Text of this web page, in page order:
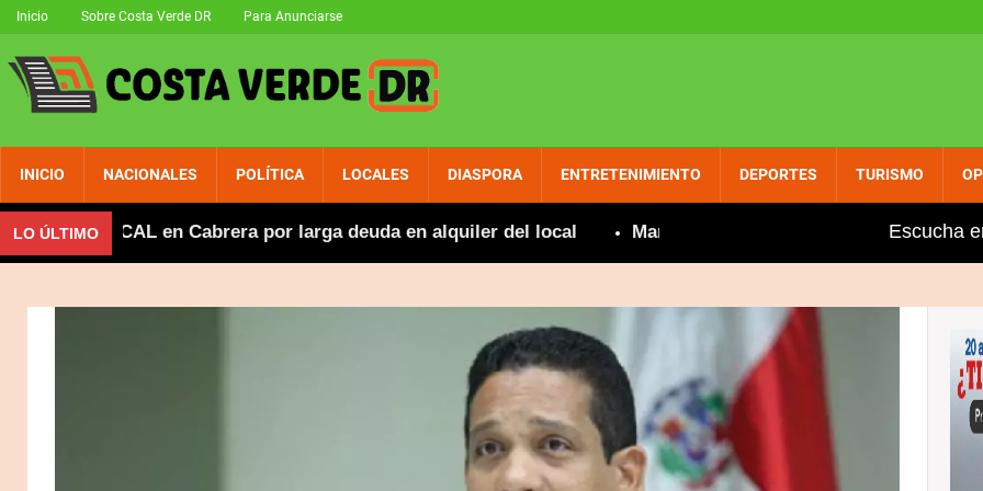
Inicio Sobre Costa Verde DR Para Anunciarse
INICIO NACIONALES POLÍTICA LOCALES DIASPORA ENTRETENIMIENTO DEPORTES TURISMO
LO ÚLTIMOCAL en Cabrera por larga deuda en alquiler del local Marileidy Paulino gana en 400 metrosEscucha